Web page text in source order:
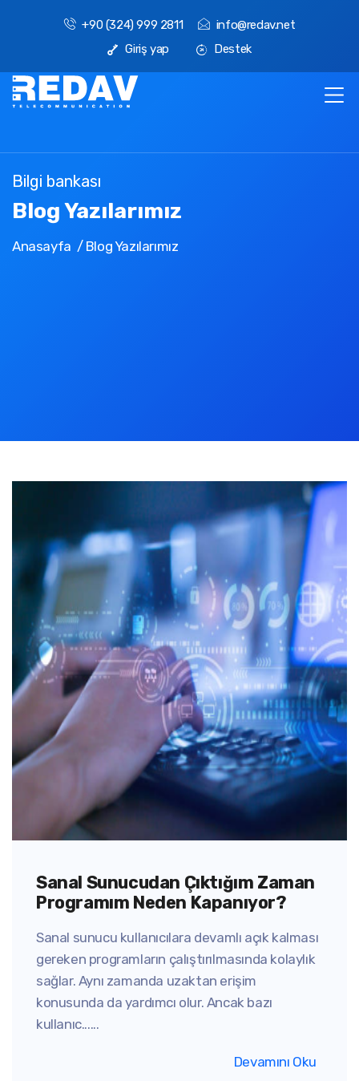
+90 (324) 999 2811
info@redav.net
Giriş yap
Destek
Bilgi bankası
Blog Yazılarımız
Anasayfa Blog Yazılarımız
Sanal Sunucudan Çıktığım Zaman
Programım Neden Kapanıyor?
Sanal sunucu kullanıcılara devamlı açık kalması
gereken programların çalıştırılmasında kolaylık
sağlar. Aynı zamanda uzaktan erişim
konusunda da yardımcı olur. Ancak bazı
kullanıc......
Devamını Oku